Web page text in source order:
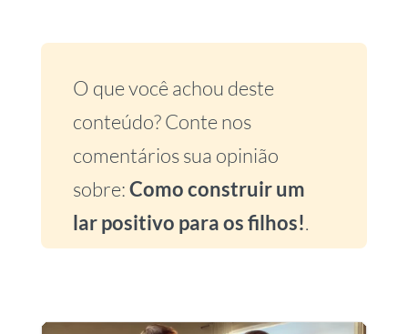
O que você achou deste
conteúdo? Conte nos
comentários sua opinião
sobre:Como construir um
lar positivo para os filhos!.